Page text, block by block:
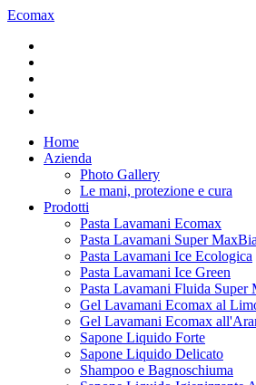
Ecomax
Home
Azienda
Photo Gallery
Le mani, protezione e cura
Prodotti
Pasta Lavamani Ecomax
Pasta Lavamani Super
Pasta Lavamani Ice Ecologica
Pasta Lavamani Ice Green
Pasta Lavamani Fluida Super
Gel Lavamani Ecomax al
Gel Lavamani Ecomax
Sapone Liquido Forte
Sapone Liquido Delicato
Shampoo e Bagnoschiuma